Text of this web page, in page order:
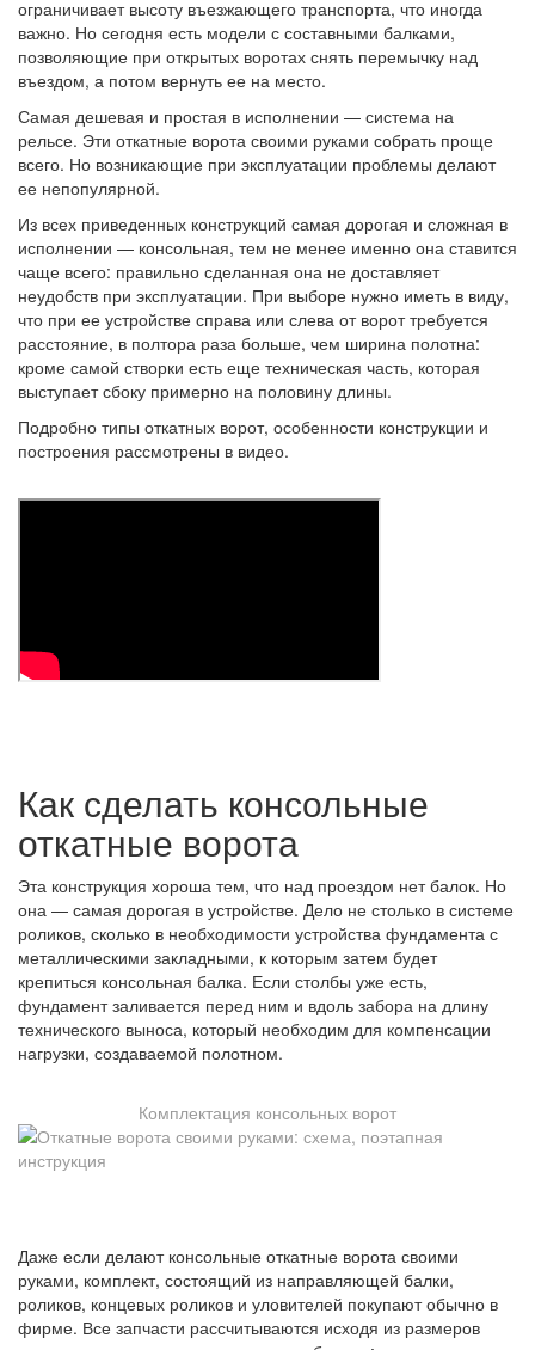
ограничивает высоту въезжающего транспорта, что иногда
важно. Но сегодня есть модели с составными балками,
позволяющие при открытых воротах снять перемычку над
въездом, а потом вернуть ее на место.
Самая дешевая и простая в исполнении — система на
рельсе. Эти откатные ворота своими руками собрать проще
всего. Но возникающие при эксплуатации проблемы делают
ее непопулярной.
Из всех приведенных конструкций самая дорогая и сложная в
исполнении — консольная, тем не менее именно она ставится
чаще всего: правильно сделанная она не доставляет
неудобств при эксплуатации. При выборе нужно иметь в виду,
что при ее устройстве справа или слева от ворот требуется
расстояние, в полтора раза больше, чем ширина полотна:
кроме самой створки есть еще техническая часть, которая
выступает сбоку примерно на половину длины.
Подробно типы откатных ворот, особенности конструкции и
построения рассмотрены в видео.
Как сделать консольные
откатные ворота
Эта конструкция хороша тем, что над проездом нет балок. Но
она — самая дорогая в устройстве. Дело не столько в системе
роликов, сколько в необходимости устройства фундамента с
металлическими закладными, к которым затем будет
крепиться консольная балка. Если столбы уже есть,
фундамент заливается перед ним и вдоль забора на длину
технического выноса, который необходим для компенсации
нагрузки, создаваемой полотном.
Комплектация консольных ворот
Даже если делают консольные откатные ворота своими
руками, комплект, состоящий из направляющей балки,
роликов, концевых роликов и уловителей покупают обычно в
фирме. Все запчасти рассчитываются исходя из размеров